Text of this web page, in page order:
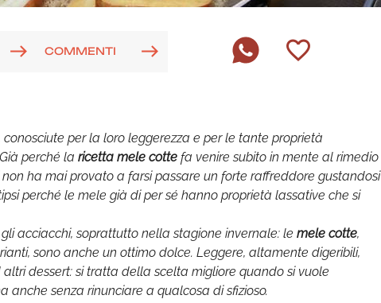
COMMENTI
per la loro leggerezza e per le tante proprietà
perché la ricetta mele cotte fa venire subito in mente al rimedio
ha mai provato a farsi passare un forte raffreddore gustandosi
perché le mele già di per sé hanno proprietà lassative che si
acciacchi, soprattutto nella stagione invernale: le mele cotte,
sono anche un ottimo dolce. Leggere, altamente digeribili,
dessert: si tratta della scelta migliore quando si vuole
anche senza rinunciare a qualcosa di sfizioso.